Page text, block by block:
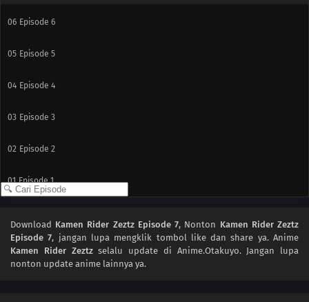
06 Episode 6
05 Episode 5
04 Episode 4
03 Episode 3
02 Episode 2
01 Episode 1
Download Kamen Rider Zeztz Episode 7, Nonton Kamen Rider Zeztz
Episode 7, jangan lupa mengklik tombol like dan share ya. Anime
Kamen Rider Zeztzselalu update di Anime.Otakuyo. Jangan lupa
nonton update anime lainnya ya.